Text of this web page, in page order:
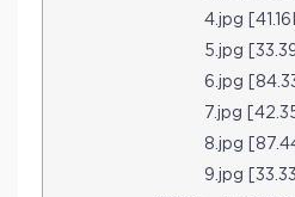
4.jpg
5.jpg
6.jpg
7.jpg
8.jpg
9.jpg